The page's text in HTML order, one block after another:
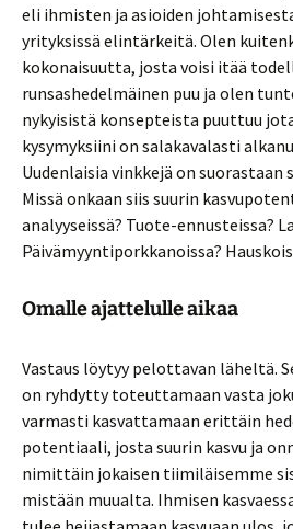
eli ihmisten ja asioiden
yrityksissä elintärkeitä. Olen
kokonaisuutta, josta voisi itää
runsashedelmäinen puu ja olen
nykyisistä konsepteista puuttuu
kysymyksiini on salakavalasti
Uudenlaisia vinkkejä on
Missä onkaan siis suurin
analyyseissä? Tuote-ennusteissa?
Päivämyyntiporkkanoissa?
Omalle ajattelulle aikaa
Vastaus löytyy pelottavan läheltä.
on ryhdytty toteuttamaan vasta
varmasti kasvattamaan erittäin
potentiaali, josta suurin kasvu ja
nimittäin jokaisen tiimiläisemme
mistään muualta. Ihmisen